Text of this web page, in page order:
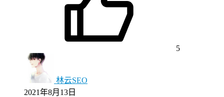
5
林云SEO
2021年8月13日